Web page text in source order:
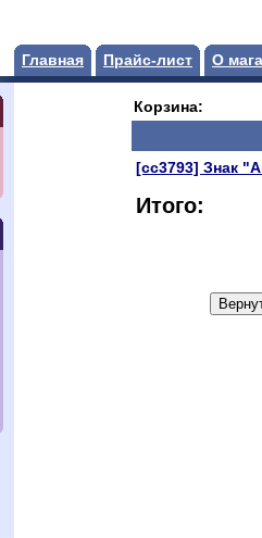
Главная Прайс-лист О
Корзина:
[сс3793] Знак
Итого: